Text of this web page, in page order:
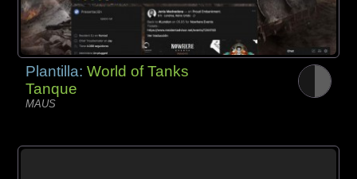
Plantilla:World of Tanks
Tanque
MAUS